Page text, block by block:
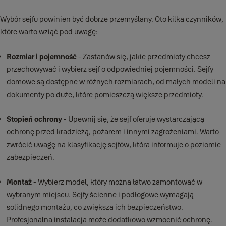
Wybór sejfu powinien być dobrze przemyślany. Oto kilka czynników,
które warto wziąć pod uwagę:
Rozmiar i pojemność- Zastanów się, jakie przedmioty chcesz
przechowywać i wybierz sejf o odpowiedniej pojemności. Sejfy
domowe są dostępne w różnych rozmiarach, od małych modeli na
dokumenty po duże, które pomieszczą większe przedmioty.
Stopień ochrony- Upewnij się, że sejf oferuje wystarczającą
ochronę przed kradzieżą, pożarem i innymi zagrożeniami. Warto
zwrócić uwagę na klasyfikację sejfów, która informuje o poziomie
zabezpieczeń.
Montaż- Wybierz model, który można łatwo zamontować w
wybranym miejscu. Sejfy ścienne i podłogowe wymagają
solidnego montażu, co zwiększa ich bezpieczeństwo.
Profesjonalna instalacja może dodatkowo wzmocnić ochronę.